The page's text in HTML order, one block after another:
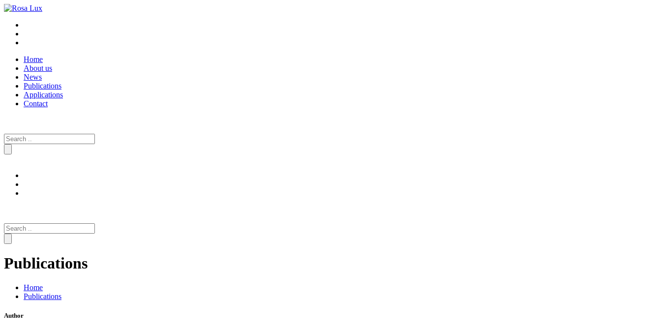
Home
About us
News
Publications
Applications
Contact
Search
for:
Search
for:
Publications
Home
Publications
Author